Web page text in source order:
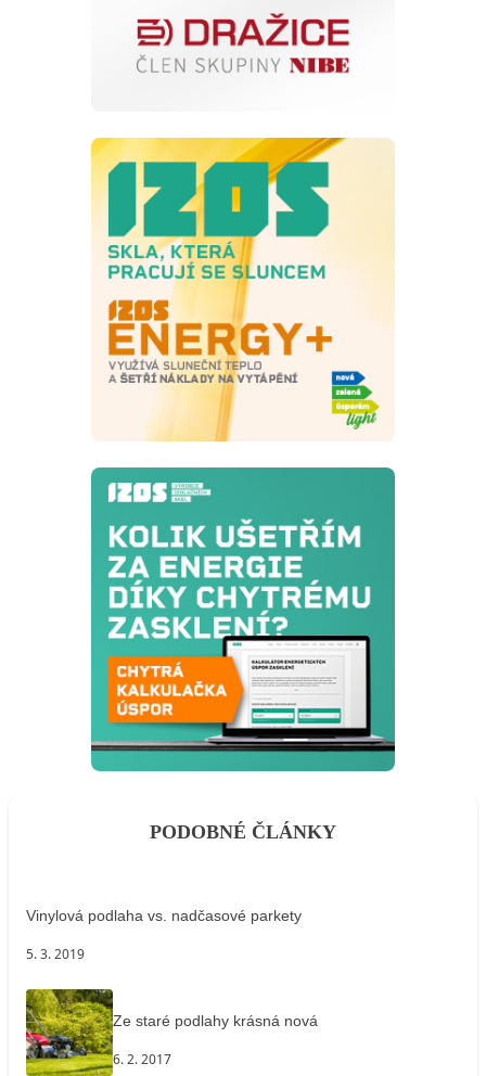
PODOBNÉ ČLÁNKY
Vinylová podlaha vs. nadčasové parkety
5. 3. 2019
Ze staré podlahy krásná nová
6. 2. 2017